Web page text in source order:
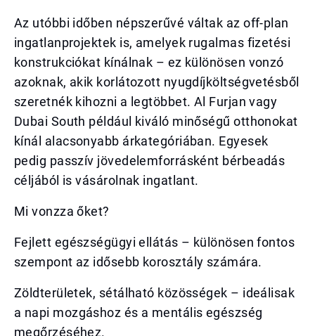
Az utóbbi időben népszerűvé váltak az off-plan
ingatlanprojektek is, amelyek rugalmas fizetési
konstrukciókat kínálnak – ez különösen vonzó
azoknak, akik korlátozott nyugdíjköltségvetésből
szeretnék kihozni a legtöbbet. Al Furjan vagy
Dubai South például kiváló minőségű otthonokat
kínál alacsonyabb árkategóriában. Egyesek
pedig passzív jövedelemforrásként bérbeadás
céljából is vásárolnak ingatlant.
Mi vonzza őket?
Fejlett egészségügyi ellátás – különösen fontos
szempont az idősebb korosztály számára.
Zöldterületek, sétálható közösségek – ideálisak
a napi mozgáshoz és a mentális egészség
megőrzéséhez.